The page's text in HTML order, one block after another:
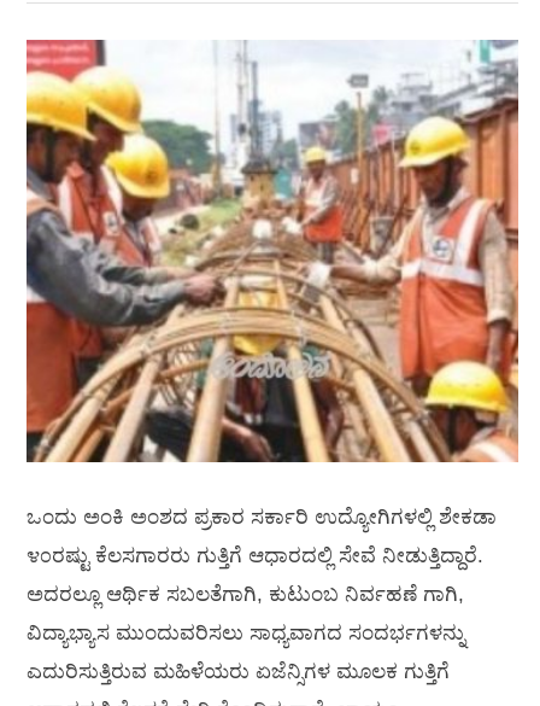
ಒಂದು ಅಂಕಿ ಅಂಶದ ಪ್ರಕಾರ ಸರ್ಕಾರಿ ಉದ್ಯೋಗಿಗಳಲ್ಲಿ ಶೇಕಡಾ
೪೦ರಷ್ಟು ಕೆಲಸಗಾರರು ಗುತ್ತಿಗೆ ಆಧಾರದಲ್ಲಿ ಸೇವೆ ನೀಡುತ್ತಿದ್ದಾರೆ.
ಅದರಲ್ಲೂ ಆರ್ಥಿಕ ಸಬಲತೆಗಾಗಿ, ಕುಟುಂಬ ನಿರ್ವಹಣೆ ಗಾಗಿ,
ವಿದ್ಯಾಭ್ಯಾಸ ಮುಂದುವರಿಸಲು ಸಾಧ್ಯವಾಗದ ಸಂದರ್ಭಗಳನ್ನು
ಎದುರಿಸುತ್ತಿರುವ ಮಹಿಳೆಯರು ಏಜೆನ್ಸಿಗಳ ಮೂಲಕ ಗುತ್ತಿಗೆ